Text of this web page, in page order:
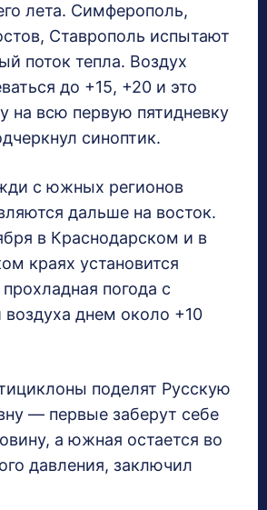
лета. Симферополь,
Ставрополь испытают
поток тепла. Воздух
до +15, +20 и это
на всю первую пятидневку
синоптик.
с южных регионов
дальше на восток.
в Краснодарском и в
краях установится
погода с
воздуха днем около +10
поделят Русскую
— первые заберут себе
а южная остается во
давления, заключил